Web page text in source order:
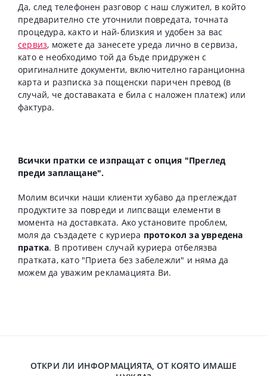
Да, след телефонен разговор с наш служител, в който
предварително сте уточнили повредата, точната
процедура, както и най-близкия и удобен за вас
сервиз, можете да занесете уреда лично в сервиза,
като е необходимо той да бъде придружен с
оригиналните документи, включително гаранционна
карта и разписка за пощенски паричен превод (в
случай, че доставаката е била с наложен платеж) или
фактура.
Всички пратки се изпращат с опция "Преглед
преди заплащане".
Молим всички наши клиенти хубаво да преглеждат
продуктите за повреди и липсващи елементи в
момента на доставката. Ако установите проблем,
моля да създадете с куриера протокол за увредена
пратка. В противен случай куриера отбелязва
пратката, като "Приета без забележли" и няма да
можем да уважим рекламацията Ви.
ОТКРИ ЛИ ИНФОРМАЦИЯТА, ОТ КОЯТО ИМАШЕ